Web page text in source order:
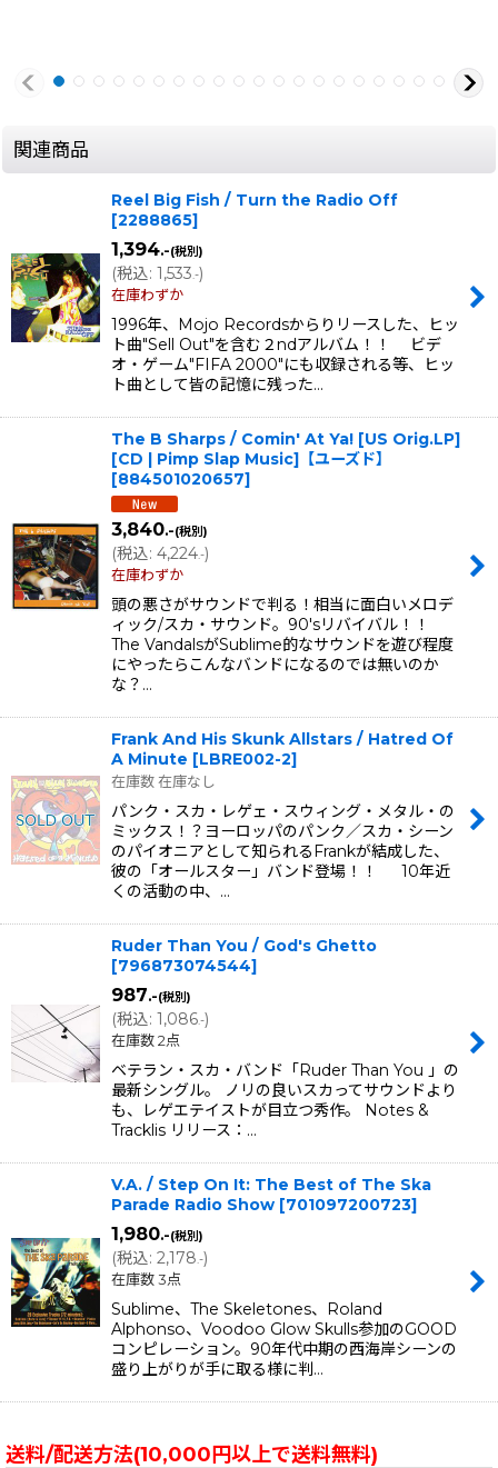
関連商品
Reel Big Fish / Turn the Radio Off
[2288865]
1,394.-(税別)
(税込: 1,533.-)
在庫わずか
1996年、Mojo Recordsからりリースした、ヒッ
ト曲"Sell Out"を含む２ndアルバム！！ ビデ
オ・ゲーム"FIFA 2000"にも収録される等、ヒッ
ト曲として皆の記憶に残った…
The B Sharps / Comin' At Ya! [US Orig.LP]
[CD | Pimp Slap Music]【ユーズド】
[884501020657]
3,840.-(税別)
(税込: 4,224.-)
在庫わずか
頭の悪さがサウンドで判る！相当に面白いメロデ
ィック/スカ・サウンド。90'sリバイバル！！
The VandalsがSublime的なサウンドを遊び程度
にやったらこんなバンドになるのでは無いのか
な？…
Frank And His Skunk Allstars / Hatred Of
A Minute [LBRE002-2]
在庫数 在庫なし
パンク・スカ・レゲェ・スウィング・メタル・の
ミックス！？ヨーロッパのパンク／スカ・シーン
のパイオニアとして知られるFrankが結成した、
彼の「オールスター」バンド登場！！ 10年近
くの活動の中、…
Ruder Than You / God's Ghetto
[796873074544]
987.-(税別)
(税込: 1,086.-)
在庫数 2点
ベテラン・スカ・バンド「Ruder Than You 」の
最新シングル。 ノリの良いスカってサウンドより
も、レゲエテイストが目立つ秀作。 Notes &
Tracklis リリース：…
V.A. / Step On It: The Best of The Ska
Parade Radio Show [701097200723]
1,980.-(税別)
(税込: 2,178.-)
在庫数 3点
Sublime、The Skeletones、Roland
Alphonso、Voodoo Glow Skulls参加のGOOD
コンピレーション。90年代中期の西海岸シーンの
盛り上がりが手に取る様に判…
送料/配送方法(10,000円以上で送料無料)